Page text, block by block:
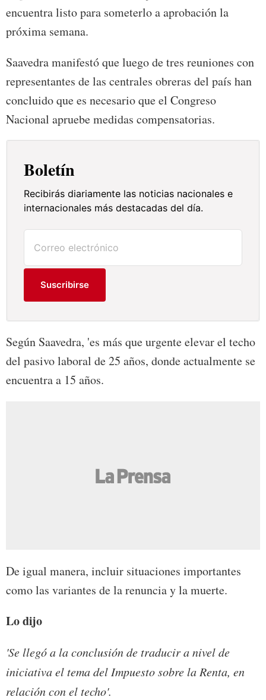
encuentra listo para someterlo a aprobación la
próxima semana.
Saavedra manifestó que luego de tres reuniones con
representantes de las centrales obreras del país han
concluido que es necesario que el Congreso
Nacional apruebe medidas compensatorias.
Boletín
Recibirás diariamente las noticias nacionales e
internacionales más destacadas del día.
Suscribirse
Según Saavedra, 'es más que urgente elevar el techo
del pasivo laboral de 25 años, donde actualmente se
encuentra a 15 años.
De igual manera, incluir situaciones importantes
como las variantes de la renuncia y la muerte.
Lo dijo
'Se llegó a la conclusión de traducir a nivel de
iniciativa el tema del Impuesto sobre la Renta, en
relación con el techo'.